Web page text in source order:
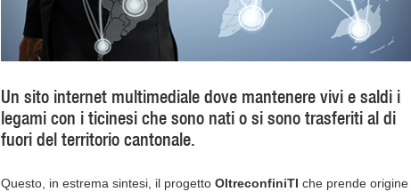
Un sito internet multimediale dove mantenere vivi e saldi i
legami con i ticinesi che sono nati o si sono trasferiti al di
fuori del territorio cantonale.
Questo, in estrema sintesi, il progetto OltreconfiniTI che prende origine